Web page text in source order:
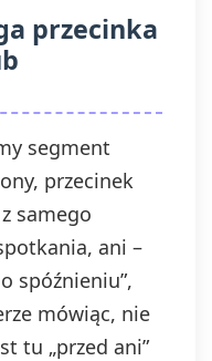
przecinka
segment
przecinek
samego
ani –
spóźnieniu”,
mówiąc, nie
tu „przed ani”